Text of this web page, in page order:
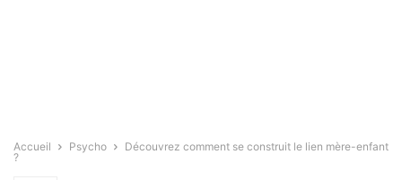
Accueil Psycho
Découvrez comment se construit le lien mère-enfant
?